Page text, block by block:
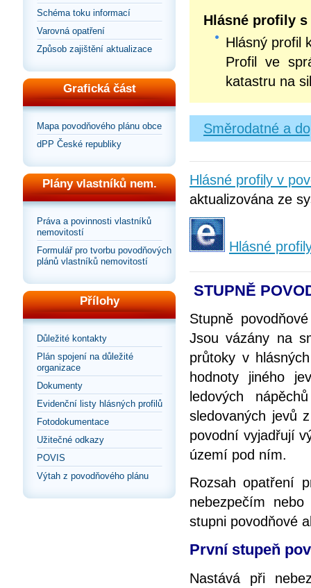
Schéma toku informací
Varovná opatření
Způsob zajištění aktualizace
Grafická část
Mapa povodňového plánu obce
dPP České republiky
Plány vlastníků nem.
Práva a povinnosti vlastníků
nemovitostí
Formulář pro tvorbu povodňových
plánů vlastníků nemovitostí
Přílohy
Důležité kontakty
Plán spojení na důležité
organizace
Dokumenty
Evidenční listy hlásných profilů
Fotodokumentace
Užitečné odkazy
POVIS
Výtah z povodňového plánu
Hlásné profily
Hlásný profil
Profil ve
katastru na
Směrodatné a
Hlásné profily v
aktualizována ze
Hlásné
STUPNĚ
Stupně
Jsou vázány na
průtoky v
hodnoty jiného
ledových
sledovaných jevů
povodní vyjadřují
území pod ním.
Rozsah opatření
nebezpečím
stupni povodňové
První stupeň
Nastává při